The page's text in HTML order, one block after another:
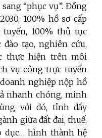
“phục vụ”. Đồng
100% hồ sơ cấp
100% thủ tục
tạo, nghiên cứu,
thực hiện trên môi
vụ công trực tuyến
nghiệp nộp hồ
nhanh chóng, minh
với đó, tỉnh đẩy
giữa đất đai, thuế,
dục… hình thành hệ